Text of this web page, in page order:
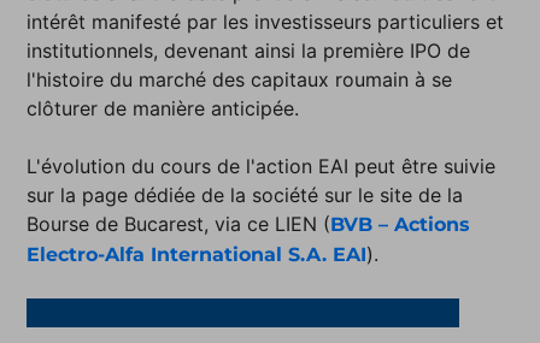
intérêt manifesté par les investisseurs particuliers et
institutionnels, devenant ainsi la première IPO de
l'histoire du marché des capitaux roumain à se
clôturer de manière anticipée.
L'évolution du cours de l'action EAI peut être suivie
sur la page dédiée de la société sur le site de la
Bourse de Bucarest, via ce LIEN (BVB – Actions
Electro-Alfa International S.A. EAI).